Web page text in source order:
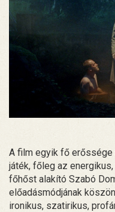
A film egyik fő
játék, főleg az
főhőst alakító Szabó
előadásmódjának
ironikus, szatirikus,